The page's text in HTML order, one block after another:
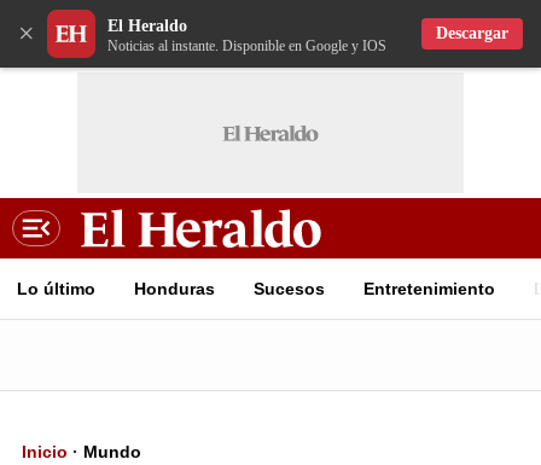
× El Heraldo
Noticias al instante. Disponible en Google y IOS
Descargar
Lo último Honduras Sucesos Entretenimiento
Inicio · Mundo